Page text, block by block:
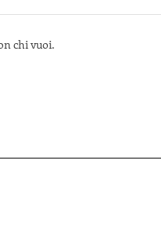
chi vuoi.